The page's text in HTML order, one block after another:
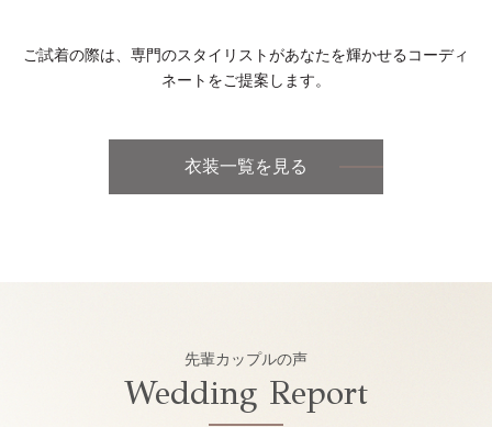
ご試着の際は、専門のスタイリストがあなたを輝かせるコーディ
ネートをご提案します。
衣装一覧を見る
先輩カップルの声
Wedding Report